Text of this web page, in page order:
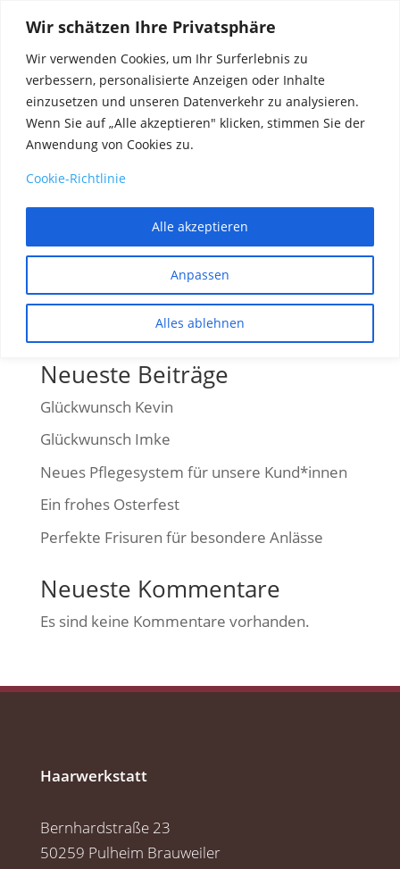
Wir schätzen Ihre Privatsphäre
Wir verwenden Cookies, um Ihr Surferlebnis zu
verbessern, personalisierte Anzeigen oder Inhalte
einzusetzen und unseren Datenverkehr zu analysieren.
Wenn Sie auf „Alle akzeptieren" klicken, stimmen Sie der
Anwendung von Cookies zu.
Cookie-Richtlinie
Anpassen
Alles ablehnen
Alle akzeptieren
Bewerbung
Neueste Beiträge
Glückwunsch Kevin
Glückwunsch Imke
Neues Pflegesystem für unsere Kund*innen
Ein frohes Osterfest
Perfekte Frisuren für besondere Anlässe
Neueste Kommentare
Es sind keine Kommentare vorhanden.
Haarwerkstatt
Bernhardstraße 23
50259 Pulheim Brauweiler